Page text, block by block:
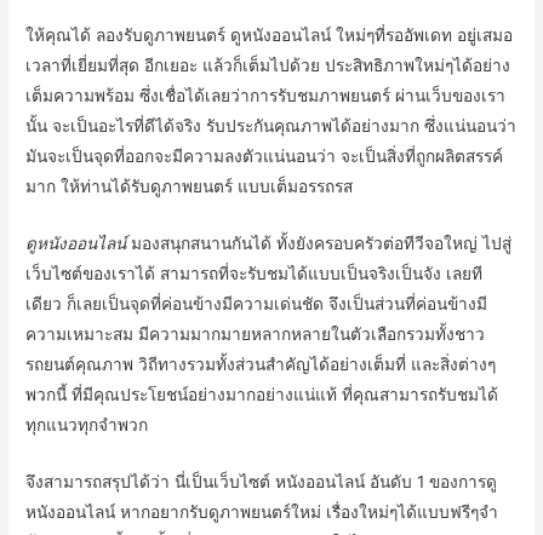
ให้คุณได้ ลองรับดูภาพยนตร์ ดูหนังออนไลน์ ใหม่ๆที่รออัพเดท อยู่เสมอ
เวลาที่เยี่ยมที่สุด อีกเยอะ แล้วก็เต็มไปด้วย ประสิทธิภาพใหม่ๆได้อย่าง
เต็มความพร้อม ซึ่งเชื่อได้เลยว่าการรับชมภาพยนตร์ ผ่านเว็บของเรา
นั้น จะเป็นอะไรที่ดีได้จริง รับประกันคุณภาพได้อย่างมาก ซึ่งแน่นอนว่า
มันจะเป็นจุดที่ออกจะมีความลงตัวแน่นอนว่า จะเป็นสิ่งที่ถูกผลิตสรรค์
มาก ให้ท่านได้รับดูภาพยนตร์ แบบเต็มอรรถรส
ดูหนังออนไลน์มองสนุกสนานกันได้ ทั้งยังครอบครัวต่อทีวีจอใหญ่ ไปสู่
เว็บไซต์ของเราได้ สามารถที่จะรับชมได้แบบเป็นจริงเป็นจัง เลยที
เดียว ก็เลยเป็นจุดที่ค่อนข้างมีความเด่นชัด จึงเป็นส่วนที่ค่อนข้างมี
ความเหมาะสม มีความมากมายหลากหลายในตัวเลือกรวมทั้งชาว
รถยนต์คุณภาพ วิถีทางรวมทั้งส่วนสำคัญได้อย่างเต็มที่ และสิ่งต่างๆ
พวกนี้ ที่มีคุณประโยชน์อย่างมากอย่างแน่แท้ ที่คุณสามารถรับชมได้
ทุกแนวทุกจำพวก
จึงสามารถสรุปได้ว่า นี่เป็นเว็บไซต์ หนังออนไลน์ อันดับ 1 ของการดู
หนังออนไลน์ หากอยากรับดูภาพยนตร์ใหม่ เรื่องใหม่ๆได้แบบฟรีๆจำ